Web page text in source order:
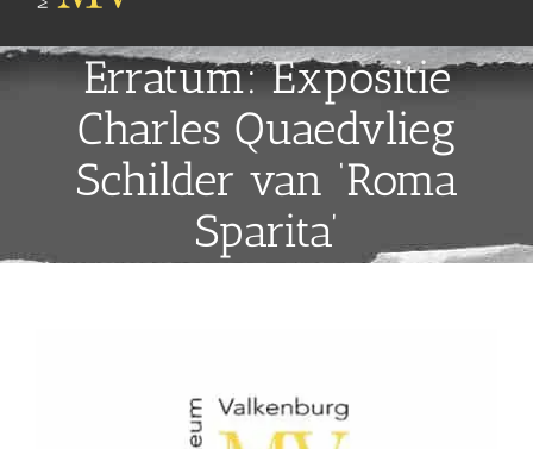
Home
Nieuws
Agenda
Collectie
Erratum: Expositie
Charles Quaedvlieg
Schilder van ‘Roma
Sparita’